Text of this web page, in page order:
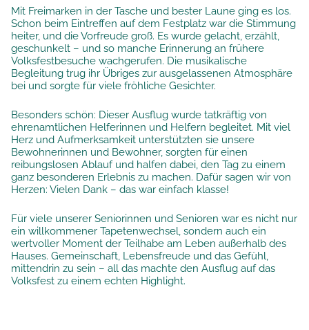
Mit Freimarken in der Tasche und bester Laune ging es los.
Schon beim Eintreffen auf dem Festplatz war die Stimmung
heiter, und die Vorfreude groß. Es wurde gelacht, erzählt,
geschunkelt – und so manche Erinnerung an frühere
Volksfestbesuche wachgerufen. Die musikalische
Begleitung trug ihr Übriges zur ausgelassenen Atmosphäre
bei und sorgte für viele fröhliche Gesichter.
Besonders schön: Dieser Ausflug wurde tatkräftig von
ehrenamtlichen Helferinnen und Helfern begleitet. Mit viel
Herz und Aufmerksamkeit unterstützten sie unsere
Bewohnerinnen und Bewohner, sorgten für einen
reibungslosen Ablauf und halfen dabei, den Tag zu einem
ganz besonderen Erlebnis zu machen. Dafür sagen wir von
Herzen: Vielen Dank – das war einfach klasse!
Für viele unserer Seniorinnen und Senioren war es nicht nur
ein willkommener Tapetenwechsel, sondern auch ein
wertvoller Moment der Teilhabe am Leben außerhalb des
Hauses. Gemeinschaft, Lebensfreude und das Gefühl,
mittendrin zu sein – all das machte den Ausflug auf das
Volksfest zu einem echten Highlight.